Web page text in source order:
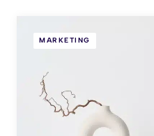
MARKETING